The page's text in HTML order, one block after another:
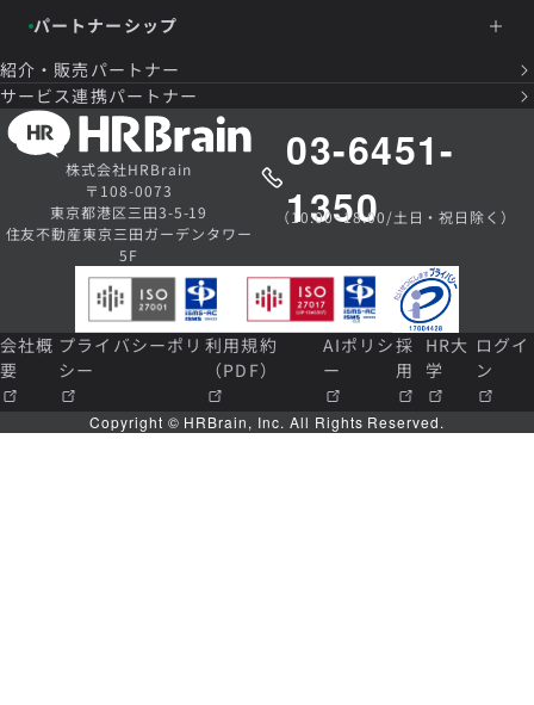
パートナーシップ
紹介・販売パートナー
サービス連携パートナー
株式会社HRBrain
〒108-0073
東京都港区三田3-5-19
住友不動産東京三田ガーデンタワー
5F
03-6451-
1350
（10:00~18:00/土日・祝日除く）
会社概
要
プライバシーポリ
シー
利用規約
（PDF）
AIポリシ
ー
採
用
HR大
学
ログイ
ン
Copyright © HRBrain, Inc. All Rights Reserved.